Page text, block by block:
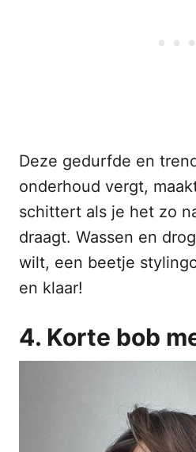
Deze gedurfde en
onderhoud vergt,
schittert als je het zo
draagt. Wassen en
wilt, een beetje
en klaar!
4. Korte bob